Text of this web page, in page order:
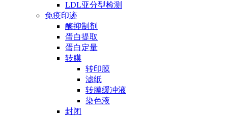
LDL亚分型检测
免疫印迹
酶抑制剂
蛋白提取
蛋白定量
转膜
转印膜
滤纸
转膜缓冲液
染色液
封闭